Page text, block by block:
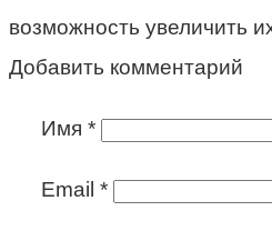
возможность увеличить
Добавить комментарий
Имя *
Email *